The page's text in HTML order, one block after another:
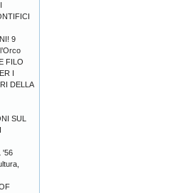
9
FILO
I
DELLA
SUL
'56